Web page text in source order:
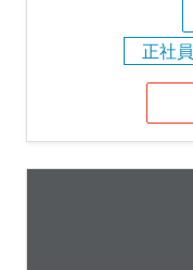
正社員